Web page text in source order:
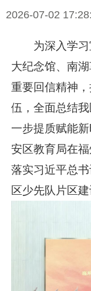
2026-07-02
为深入学
大纪念馆、南
重要回信精神
伍，全面总结
一步提质赋能
安区教育局在
落实习近平总
区少先队片区建